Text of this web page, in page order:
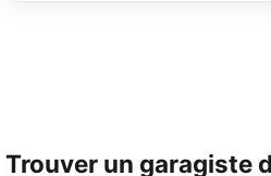
Trouver un garagiste